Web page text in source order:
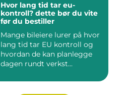
Hvor lang tid tar eu-
kontroll? dette bør du vite
før du bestiller
Mange bileiere lurer på hvor
lang tid tar EU kontroll og
hvordan de kan planlegge
dagen rundt verkst...